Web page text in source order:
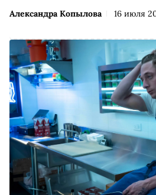
Александра Копылова 16 июля